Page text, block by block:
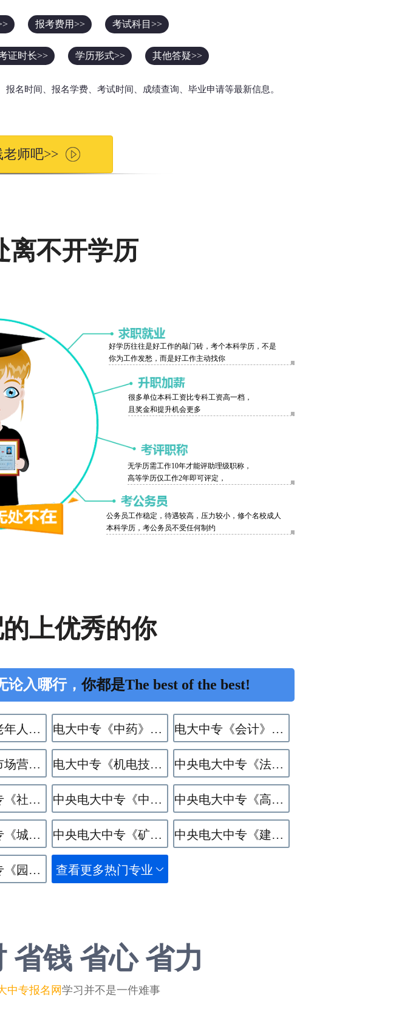
报考费用>> 考试科目>>
证时长>> 学历形式>> 其他答疑>>
名时间、报名学费、考试时间、成绩查询、毕业申请等最新信息。
师吧>>
离不开学历
好学历往往是好工作的敲门砖，考个本科学历，不是
你为工作发愁，而是好工作主动找你
很多单位本科工资比专科工资高一档，
且奖金和提升机会更多
无学历需工作10年才能评助理级职称，
高等学历仅工作2年即可评定，
公务员工作稳定，待遇较高，压力较小，修个名校成人
本科学历，考公务员不受任何制约
上优秀的你
论入哪行，你都是The best of the best!
电大中专《老年人服务与管理》专业 电大中专《中药》专业 电大中专《会计》专业
电大中专《市场营销》专业 电大中专《机电技术应用》专业 中央电大中专《法律事务》专业
中央电大中专《社区公共事务管理》专业 中央电大中专《中餐烹饪》专业 中央电大中专《高星级饭店运营与管理》专业
中央电大中专《​城市轨道交通运营服务》专业 中央电大中专《矿井通风与安全》专业 中央电大中专《建筑水电设备安装与运维》专业
中央电大中专《园林技术》专业 查看更多热门专业
省钱 省心 省力
中专报名网 学习并不是一件难事